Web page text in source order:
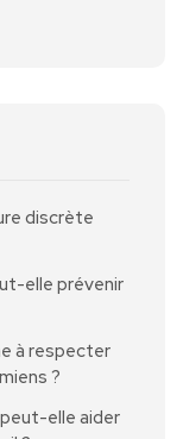
discrète
elle prévenir
à respecter
?
elle aider